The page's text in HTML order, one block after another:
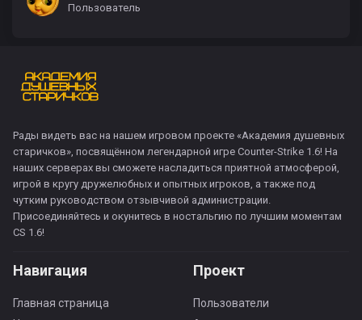
Пользователь
Рады видеть вас на нашем игровом проекте «Академия душевных
старичков», посвящённом легендарной игре Counter-Strike 1.6! На
наших серверах вы сможете насладиться приятной атмосферой,
игрой в кругу дружелюбных и опытных игроков, а также под
чутким руководством отзывчивой администрации.
Присоединяйтесь и окунитесь в ностальгию по лучшим моментам
CS 1.6!
Навигация
Главная страница
Проект
Пользователи